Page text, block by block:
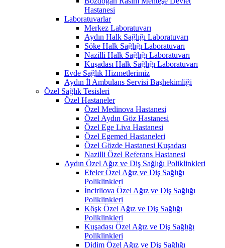
Hastanesi
Laboratuvarlar
Merkez Laboratuvarı
Aydın Halk Sağlığı Laboratuvarı
Söke Halk Sağlığı Laboratuvarı
Nazilli Halk Sağlığı Laboratuvarı
Kuşadası Halk Sağlığı Laboratuvarı
Evde Sağlık Hizmetlerimiz
Aydın İl Ambulans Servisi Başhekimliği
Özel Sağlık Tesisleri
Özel Hastaneler
Özel Medinova Hastanesi
Özel Aydın Göz Hastanesi
Özel Ege Liva Hastanesi
Özel Egemed Hastaneleri
Özel Gözde Hastanesi Kuşadası
Nazilli Özel Referans Hastanesi
Aydın Özel Ağız ve Diş Sağlığı Poliklinkleri
Efeler Özel Ağız ve Diş Sağlığı
Poliklinkleri
İncirliova Özel Ağız ve Diş Sağlığı
Poliklinkleri
Köşk Özel Ağız ve Diş Sağlığı
Poliklinkleri
Kuşadası Özel Ağız ve Diş Sağlığı
Poliklinkleri
Didim Özel Ağız ve Diş Sağlığı